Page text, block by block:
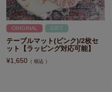
ORIGINAL GIFT
テーブルマット(ピンク)/2枚セ
ット【ラッピング対応可能】
¥1,650 税込